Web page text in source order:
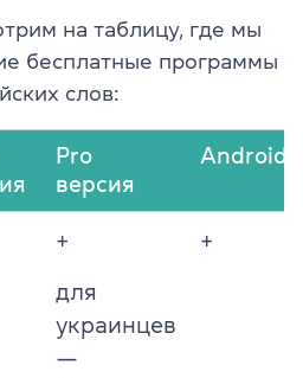
на таблицу, где мы
бесплатные программы
слов:
Pro
версия
Android
+
для
украинцев
—
+